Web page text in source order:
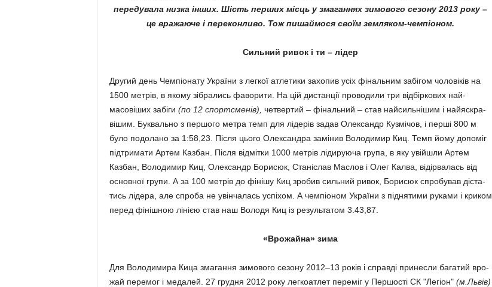
передувала низка інших. Шість перших місць у змаганнях зимового сезону 2013 року –
це вражаюче і переконливо. Тож пишаймося своїм земляком-чемпіоном.
Сильний ривок і ти – лідер
Другий день Чемпіонату Ук­раїни з легкої атлетики захо­пив усіх фінальним забігом чоловіків на
1500 метрів, в якому зібра­лись фаворити. На цій дистанції проводили три відбіркових най­
масовіших забіги (по 12 спорт­сменів), четвертий – фіналь­ний – став найсиль­ні­шим і най­яскра­
вішим. Буквально з пер­шого метра темп для лідерів задав Олександр Кузмічов, і перші 800 м
було подолано за 1:58,23. Після цього Олександра замінив Володимир Киц. Темп йому до­поміг
підтримати Артем Казбан. Після відмітки 1000 метрів лі­ди­руюча група, в яку увійшли Артем
Казбан, Володимир Киц, Олек­сандр Борисюк, Станіслав Мас­лов і Олег Калва, відірвалась від
основної групи. А за 100 метрів до фінішу Киц зробив сильний ривок, Борисюк спро­бував діста­
тись лідера, але спроба не увін­чалась успіхом. А чемпіоном України з піднятими руками і криком
перед фінішною лінією став наш Володя Киц із ре­зультатом 3.43,87.
«Врожайна» зима
Для Володимира Кица зма­гання зимового сезону 2012–13 років і справді принесли багатий вро­
жай перемог і медалей. 27 груд­ня 2012 року легкоатлет переміг у Першості СК "Легіон" (м.Львів)